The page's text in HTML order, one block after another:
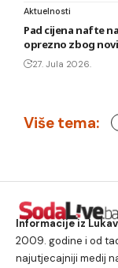
Aktuelnosti
Pad cijena nafte
oprezno zbog
27. Jula 2026.
Više tema:
Informacije iz
2009. godine i od
najutjecajniji medij